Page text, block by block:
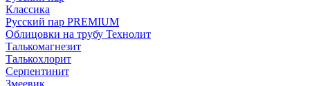
Классика
Русский пар PREMIUM
Облицовки на трубу Технолит
Талькомагнезит
Талькохлорит
Серпентинит
Змеевик